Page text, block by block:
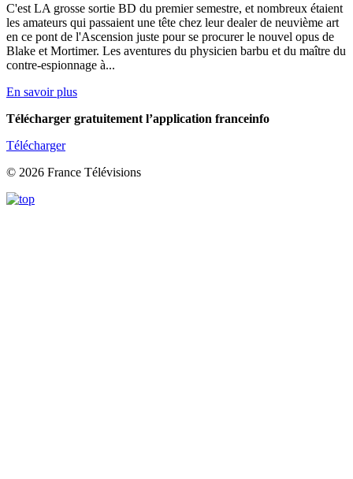
C'est LA grosse sortie BD du premier semestre, et nombreux étaient
les amateurs qui passaient une tête chez leur dealer de neuvième art
en ce pont de l'Ascension juste pour se procurer le nouvel opus de
Blake et Mortimer. Les aventures du physicien barbu et du maître du
contre-espionnage à...
En savoir plus
Télécharger gratuitement l’application franceinfo
Télécharger
© 2026 France Télévisions